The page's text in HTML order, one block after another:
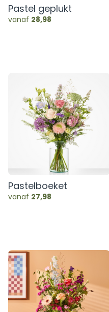
Pastel geplukt
vanaf 28,98
Pastelboeket
vanaf 27,98